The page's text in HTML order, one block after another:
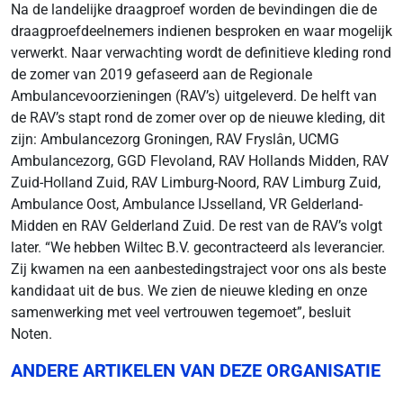
Na de landelijke draagproef worden de bevindingen die de
draagproefdeelnemers indienen besproken en waar mogelijk
verwerkt. Naar verwachting wordt de definitieve kleding rond
de zomer van 2019 gefaseerd aan de Regionale
Ambulancevoorzieningen (RAV’s) uitgeleverd. De helft van
de RAV’s stapt rond de zomer over op de nieuwe kleding, dit
zijn: Ambulancezorg Groningen, RAV Fryslân, UCMG
Ambulancezorg, GGD Flevoland, RAV Hollands Midden, RAV
Zuid-Holland Zuid, RAV Limburg-Noord, RAV Limburg Zuid,
Ambulance Oost, Ambulance IJsselland, VR Gelderland-
Midden en RAV Gelderland Zuid. De rest van de RAV’s volgt
later. “We hebben Wiltec B.V. gecontracteerd als leverancier.
Zij kwamen na een aanbestedingstraject voor ons als beste
kandidaat uit de bus. We zien de nieuwe kleding en onze
samenwerking met veel vertrouwen tegemoet”, besluit
Noten.
ANDERE ARTIKELEN VAN DEZE ORGANISATIE